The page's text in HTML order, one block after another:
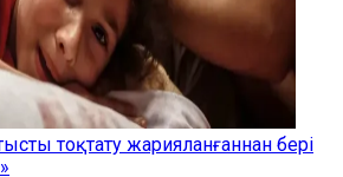
тоқтату жарияланғаннан бері